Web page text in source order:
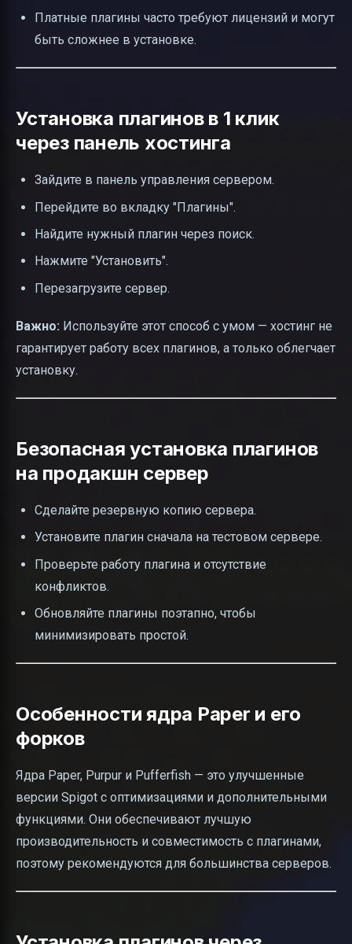
Платные плагины часто требуют лицензий и могут
быть сложнее в установке.
Установка плагинов в 1 клик
через панель хостинга
Зайдите в панель управления сервером.
Перейдите во вкладку "Плагины".
Найдите нужный плагин через поиск.
Нажмите "Установить".
Перезагрузите сервер.
Важно: Используйте этот способ с умом — хостинг не
гарантирует работу всех плагинов, а только облегчает
установку.
Безопасная установка плагинов
на продакшн сервер
Сделайте резервную копию сервера.
Установите плагин сначала на тестовом сервере.
Проверьте работу плагина и отсутствие
конфликтов.
Обновляйте плагины поэтапно, чтобы
минимизировать простой.
Особенности ядра Paper и его
форков
Ядра Paper, Purpur и Pufferfish — это улучшенные
версии Spigot с оптимизациями и дополнительными
функциями. Они обеспечивают лучшую
производительность и совместимость с плагинами,
поэтому рекомендуются для большинства серверов.